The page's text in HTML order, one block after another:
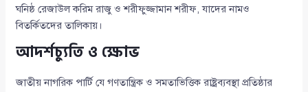
ঘনিষ্ঠ রেজাউল করিম রাজু ও শরীফুজ্জামান শরীফ, যাদের নামও
বিতর্কিতদের তালিকায়।
আদর্শচ্যুতি ও ক্ষোভ
জাতীয় নাগরিক পার্টি যে গণতান্ত্রিক ও সমতাভিত্তিক রাষ্ট্রব্যবস্থা প্রতিষ্ঠার